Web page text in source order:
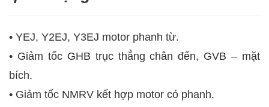
• YEJ, Y2EJ, Y3EJ motor phanh từ.
• Giảm tốc GHB trục thẳng chân đến, GVB – mặt
bích.
• Giảm tốc NMRV kết hợp motor có phanh.